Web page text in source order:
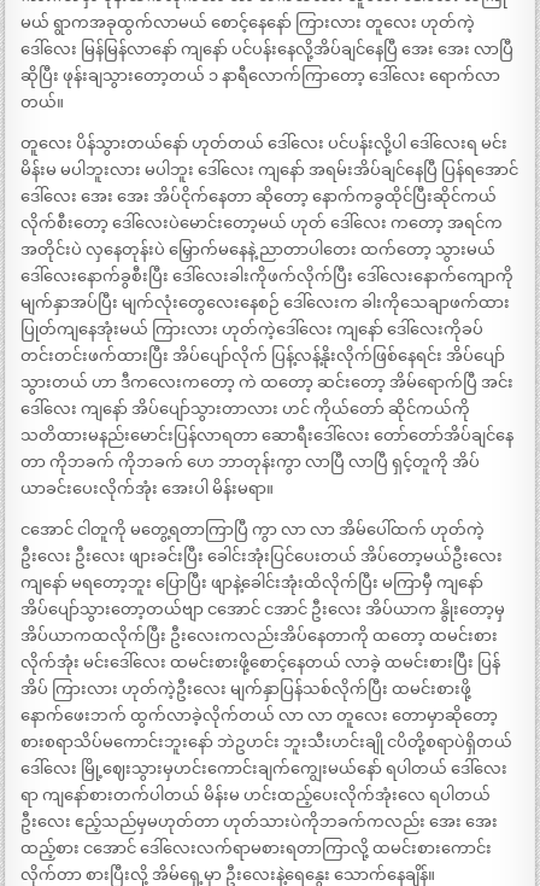
မယ် ရွာကအခုထွက်လာမယ် စောင့်နေနော် ကြားလား တူလေး ဟုတ်ကဲ့
ဒေါ်လေး မြန်မြန်လာနော် ကျနော် ပင်ပန်းနေလို့အိပ်ချင်နေပြီ အေး အေး လာပြီ
ဆိုပြီး ဖုန်းချသွားတော့တယ် ၁ နာရီလောက်ကြာတော့ ဒေါ်လေး ရောက်လာ
တယ်။
တူလေး ပိန်သွားတယ်နော် ဟုတ်တယ် ဒေါ်လေး ပင်ပန်းလို့ပါ ဒေါ်လေးရ မင်း
မိန်းမ မပါဘူးလား မပါဘူး ဒေါ်လေး ကျနော် အရမ်းအိပ်ချင်နေပြီ ပြန်ရအောင်
ဒေါ်လေး အေး အေး အိပ်ငိုက်နေတာ ဆိုတော့ နောက်ကခွထိုင်ပြီးဆိုင်ကယ်
လိုက်စီးတော့ ဒေါ်လေးပဲမောင်းတော့မယ် ဟုတ် ဒေါ်လေး ကတော့ အရင်က
အတိုင်းပဲ လှနေတုန်းပဲ မြှောက်မနေနဲ့ ညာတာပါတေး ထက်တော့ သွားမယ်
ဒေါ်လေးနောက်ခွစီးပြီး ဒေါ်လေးခါးကိုဖက်လိုက်ပြီး ဒေါ်လေးနောက်ကျောကို
မျက်နှာအပ်ပြီး မျက်လုံးတွေလေးနေစဉ် ဒေါ်လေးက ခါးကိုသေချာဖက်ထား
ပြုတ်ကျနေအုံးမယ် ကြားလား ဟုတ်ကဲ့ဒေါ်လေး ကျနော် ဒေါ်လေးကိုခပ်
တင်းတင်းဖက်ထားပြီး အိပ်ပျော်လိုက် ပြန့်လန့်နိုးလိုက်ဖြစ်နေရင်း အိပ်ပျော်
သွားတယ် ဟာ ဒီကလေးကတော့ ကဲ ထတော့ ဆင်းတော့ အိမ်ရောက်ပြီ အင်း
ဒေါ်လေး ကျနော် အိပ်ပျော်သွားတာလား ဟင် ကိုယ်တော် ဆိုင်ကယ်ကို
သတိထားမနည်းမောင်းပြန်လာရတာ ဆောရီးဒေါ်လေး တော်တော်အိပ်ချင်နေ
တာ ကိုဘခက် ကိုဘခက် ဟေ ဘာတုန်းကွာ လာပြီ လာပြီ ရှင့်တူကို အိပ်
ယာခင်းပေးလိုက်အုံး အေးပါ မိန်းမရာ။
ငအောင် ငါတူကို မတွေ့ရတာကြာပြီ ကွာ လာ လာ အိမ်ပေါ်ထက် ဟုတ်ကဲ့
ဦးလေး ဦးလေး ဖျားခင်းပြီး ခေါင်းအုံးပြင်ပေးတယ် အိပ်တော့မယ်ဦးလေး
ကျနော် မရတော့ဘူး ပြောပြီး ဖျာနဲ့ခေါင်းအုံးထိလိုက်ပြီး မကြာမှီ ကျနော်
အိပ်ပျော်သွားတော့တယ်ဗျာ ငအောင် ငအာင် ဦးလေး အိပ်ယာက နွိုးတော့မှ
အိပ်ယာကထလိုက်ပြီး ဦးလေးကလည်းအိပ်နေတာကို ထတော့ ထမင်းစား
လိုက်အုံး မင်းဒေါ်လေး ထမင်းစားဖို့စောင့်နေတယ် လာခဲ့ ထမင်းစားပြီး ပြန်
အိပ် ကြားလား ဟုတ်ကဲ့ဦးလေး မျက်နှာပြန်သစ်လိုက်ပြီး ထမင်းစားဖို့
နောက်ဖေးဘက် ထွက်လာခဲ့လိုက်တယ် လာ လာ တူလေး တောမှာဆိုတော့
စားစရာသိပ်မကောင်းဘူးနော် ဘဲဥဟင်း ဘူးသီးဟင်းချို ငပိတို့စရာပဲရှိတယ်
ဒေါ်လေး မြို့ဈေးသွားမှဟင်းကောင်းချက်ကျွေးမယ်နော် ရပါတယ် ဒေါ်လေး
ရာ ကျနော်စားတက်ပါတယ် မိန်းမ ဟင်းထည့်ပေးလိုက်အုံးလေ ရပါတယ်
ဦးလေး ဧည့်သည်မှမဟုတ်တာ ဟုတ်သားပဲကိုဘခက်ကလည်း အေး အေး
ထည့်စား ငအောင် ဒေါ်လေးလက်ရာမစားရတာကြာလို့ ထမင်းစားကောင်း
လိုက်တာ စားပြီးလို့ အိမ်ရှေ့မှာ ဦးလေးနဲ့ရေနွေး သောက်နေချိန်။